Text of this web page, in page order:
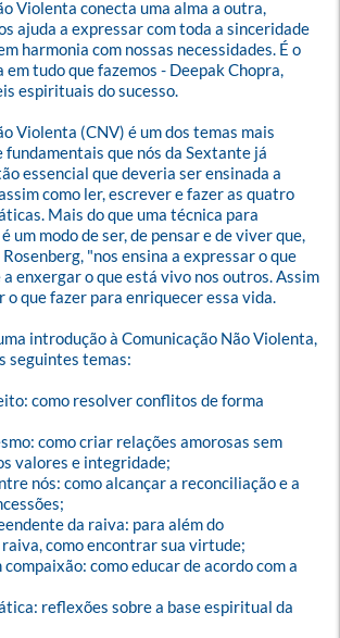
Violenta conecta uma alma a outra,
ajuda a expressar com toda a sinceridade
harmonia com nossas necessidades. É o
tudo que fazemos - Deepak Chopra,
espirituais do sucesso.
Violenta (CNV) é um dos temas mais
que nós da Sextante já
essencial que deveria ser ensinada a
como ler, escrever e fazer as quatro
Mais do que uma técnica para
um modo de ser, de pensar e de viver que,
"nos ensina a expressar o que
enxergar o que está vivo nos outros. Assim
o que fazer para enriquecer essa vida.
introdução à Comunicação Não Violenta,
seguintes temas:
como resolver conflitos de forma
como criar relações amorosas sem
valores e integridade;
nós: como alcançar a reconciliação e a
da raiva: para além do
como encontrar sua virtude;
como educar de acordo com a
reflexões sobre a base espiritual da